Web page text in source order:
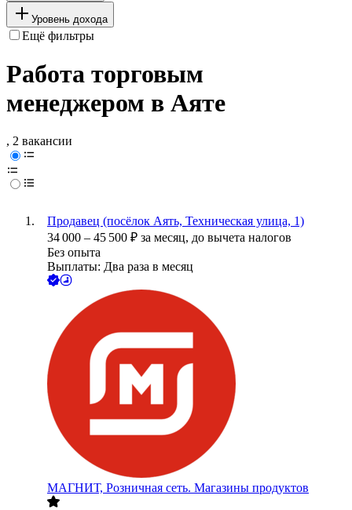
Уровень дохода
Ещё фильтры
Работа торговым
менеджером в Аяте
, 2 вакансии
Продавец (посёлок Аять, Техническая улица, 1)
34 000 – 45 500 ₽ за месяц, до вычета налогов
Без опыта
Выплаты: Два раза в месяц
МАГНИТ, Розничная сеть. Магазины продуктов